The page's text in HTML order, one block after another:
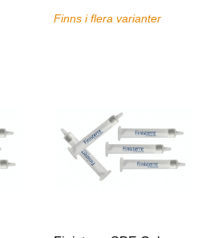
Finns i flera varianter